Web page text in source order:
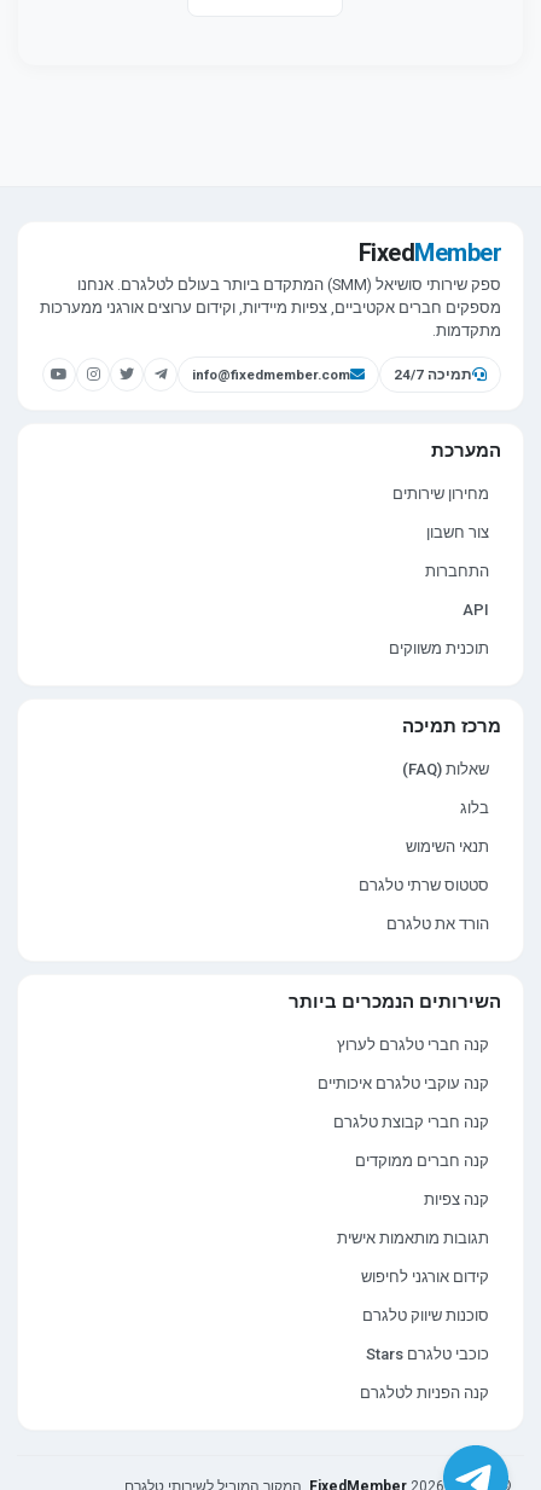
FixedMember
ספק שירותי סושיאל (SMM) המתקדם ביותר בעולם לטלגרם. אנחנו
מספקים חברים אקטיביים, צפיות מיידיות, וקידום ערוצים אורגני ממערכות
מתקדמות.
תמיכה 24/7 info@fixedmember.com
המערכת
מחירון שירותים
צור חשבון
התחברות
API
תוכנית משווקים
מרכז תמיכה
שאלות (FAQ)
בלוג
תנאי השימוש
סטטוס שרתי טלגרם
הורד את טלגרם
השירותים הנמכרים ביותר
קנה חברי טלגרם לערוץ
קנה עוקבי טלגרם איכותיים
קנה חברי קבוצת טלגרם
קנה חברים ממוקדים
קנה צפיות
תגובות מותאמות אישית
קידום אורגני לחיפוש
סוכנות שיווק טלגרם
כוכבי טלגרם Stars
קנה הפניות לטלגרם
© 2018 — 2026
FixedMember . המקור המוביל לשירותי טלגרם.